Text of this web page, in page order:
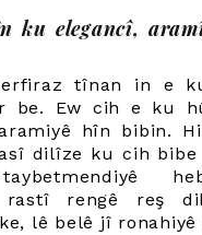
ku elegancî,
tînan in e
be. Ew cih e ku
hîn bibin.
dilîze ku cih
rastî rengê reş
lê belê jî ronahiyê